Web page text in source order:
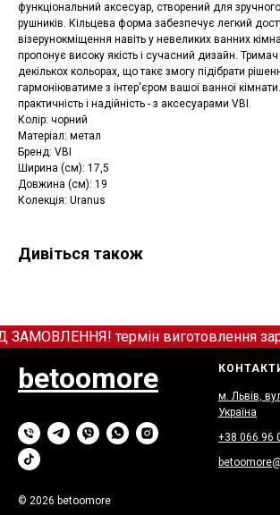
функціональний аксесуар, створений для
рушників. Кільцева форма забезпечує легкий
візерунокміщення навіть у невеликих ванних
пропонує високу якість і сучасний дизайн.
декількох кольорах, що такє змогу підібрати
гармоніюватиме з інтер'єром вашої ванної кімнати.
практичність і надійність - з аксесуарами VBI.
Колір: чорний
Матеріал: метал
Бренд: VBI
Ширина (см): 17,5
Довжина (см): 19
Колекція: Uranus
Дивіться також
термін виготовлення
betoomore
© 2026 betoomore
м. Львів,
Україна
+38 066 96